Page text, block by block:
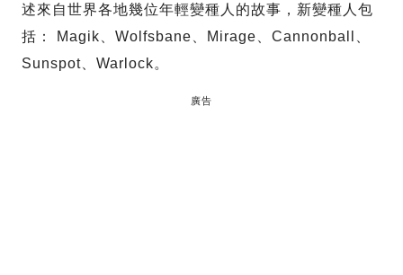
述來自世界各地幾位年輕變種人的故事，新變種人包
括： Magik、Wolfsbane、Mirage、Cannonball、
Sunspot、Warlock。
廣告